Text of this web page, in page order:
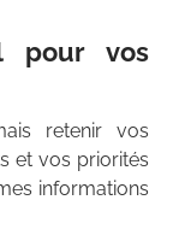
pour vos
retenir vos
et vos priorités
informations